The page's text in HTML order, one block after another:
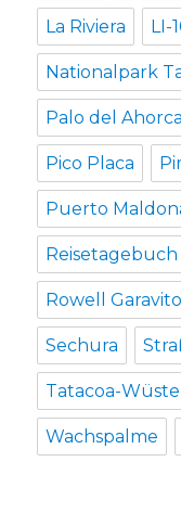
La Riviera LI-
Nationalpark
Palo del
Pico Placa
Puerto
Reisetagebuch
Rowell
Sechura
Tatacoa-Wüste
Wachspalme